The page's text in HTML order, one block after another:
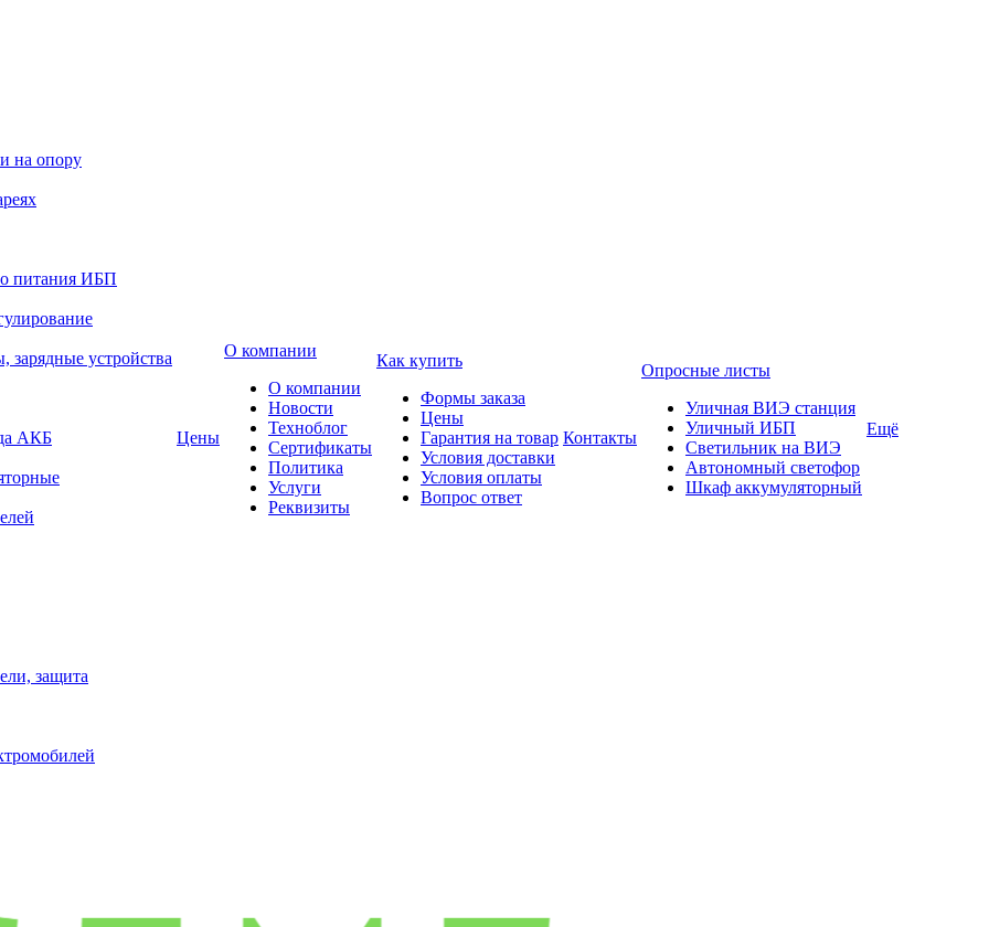
на опору
питания ИБП
зарядные устройства
АКБ
защита
Цены
О компании
О компании
Новости
Техноблог
Сертификаты
Политика
Услуги
Реквизиты
Как купить
Формы заказа
Цены
Гарантия на товар
Условия доставки
Условия оплаты
Вопрос ответ
Контакты
Опросные листы
Уличная ВИЭ станция
Уличный ИБП
Светильник на ВИЭ
Автономный светофор
Шкаф аккумуляторный
Ещё